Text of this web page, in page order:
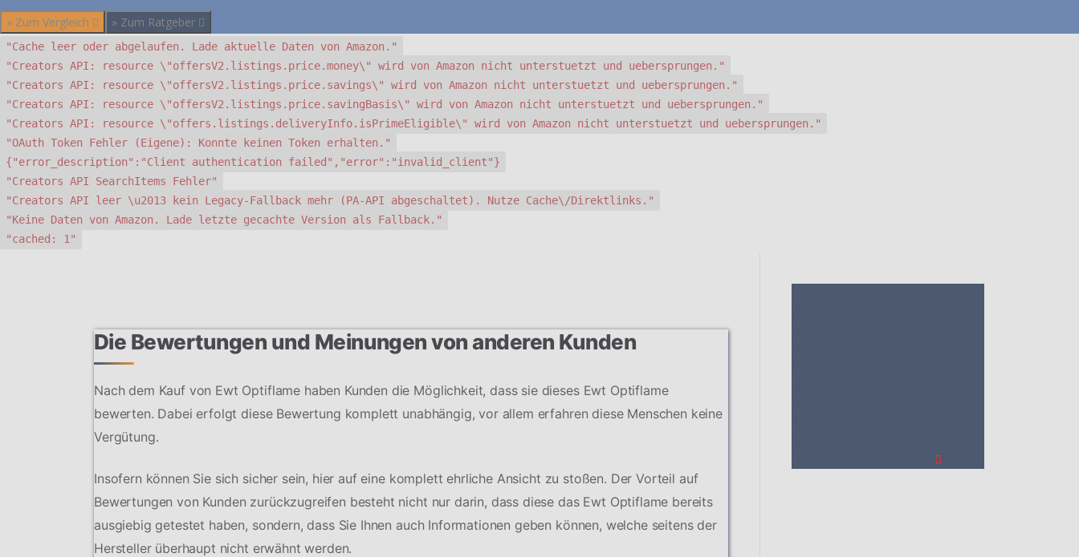
» Zum Vergleich » Zum Ratgeber
"Cache leer oder abgelaufen. Lade aktuelle Daten von Amazon."
"Creators API: resource \"offersV2.listings.price.money\" wird von Amazon nicht unterstuetzt und uebersprungen."
"Creators API: resource \"offersV2.listings.price.savings\" wird von Amazon nicht unterstuetzt und uebersprungen."
"Creators API: resource \"offersV2.listings.price.savingBasis\" wird von Amazon nicht unterstuetzt und uebersprungen."
"Creators API: resource \"offers.listings.deliveryInfo.isPrimeEligible\" wird von Amazon nicht unterstuetzt und uebersprungen."
"OAuth Token Fehler (Eigene): Konnte keinen Token erhalten."
{"error_description":"Client authentication failed","error":"invalid_client"}
"Creators API SearchItems Fehler"
"Creators API leer \u2013 kein Legacy-Fallback mehr (PA-API abgeschaltet). Nutze Cache\/Direktlinks."
"Keine Daten von Amazon. Lade letzte gecachte Version als Fallback."
"cached: 1"
Die Bewertungen und Meinungen von anderen Kunden
Nach dem Kauf von Ewt Optiflame haben Kunden die Möglichkeit, dass sie dieses Ewt Optiflame
bewerten. Dabei erfolgt diese Bewertung komplett unabhängig, vor allem erfahren diese Menschen keine
Vergütung.
Insofern können Sie sich sicher sein, hier auf eine komplett ehrliche Ansicht zu stoßen. Der Vorteil auf
Bewertungen von Kunden zurückzugreifen besteht nicht nur darin, dass diese das Ewt Optiflame bereits
ausgiebig getestet haben, sondern, dass Sie Ihnen auch Informationen geben können, welche seitens der
Hersteller überhaupt nicht erwähnt werden.